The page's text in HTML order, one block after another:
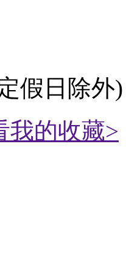
假日除外)
我的收藏>